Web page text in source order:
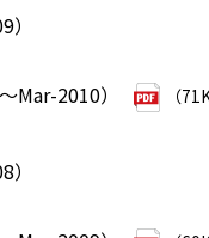
Mar-2010） （